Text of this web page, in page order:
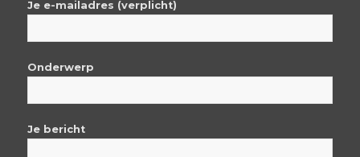
Je e-mailadres (verplicht)
Onderwerp
Je bericht